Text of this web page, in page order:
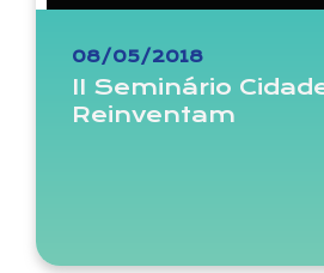
08/05/2018
II Seminário
Reinventam